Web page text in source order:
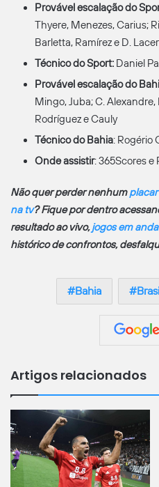
Provável escalação do
Thyere, Menezes, Carius;
Barletta, Ramírez e D.
Técnico do Sport: Daniel
Provável escalação do
Mingo, Juba; C. Alexandre,
Rodríguez e Cauly
Técnico do Bahia: Rogério
Onde assistir: 365Scores e
Não quer perder nenhum
na tv? Fique por dentro
resultado ao vivo,jogos em
histórico de confrontos,
Bahia
Artigos relacionados